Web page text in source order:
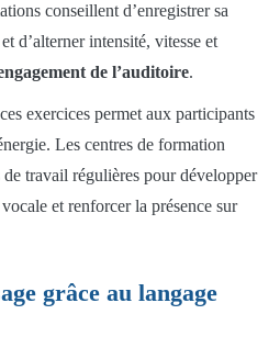
conseillent d’enregistrer sa
d’alterner intensité, vitesse et
de l’auditoire.
exercices permet aux participants
Les centres de formation
de travail régulières pour développer
et renforcer la présence sur
grâce au langage